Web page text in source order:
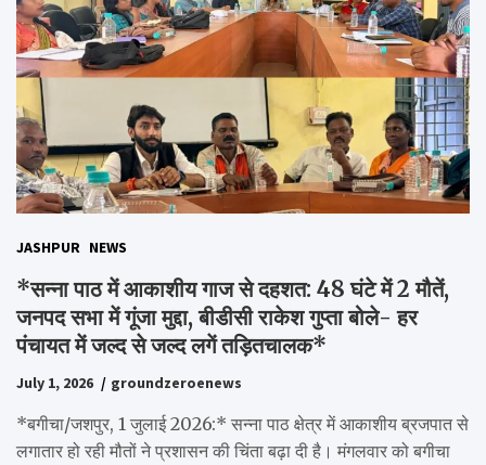
JASHPUR NEWS
*सन्ना पाठ में आकाशीय गाज से दहशत: 48 घंटे में 2 मौतें,
जनपद सभा में गूंजा मुद्दा, बीडीसी राकेश गुप्ता बोले- हर
पंचायत में जल्द से जल्द लगें तड़ितचालक*
July 1, 2026 groundzeroenews
*बगीचा/जशपुर, 1 जुलाई 2026:* सन्ना पाठ क्षेत्र में आकाशीय ब्रजपात से
लगातार हो रही मौतों ने प्रशासन की चिंता बढ़ा दी है। मंगलवार को बगीचा